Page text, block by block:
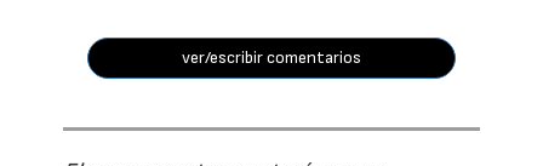
ver/escribir comentarios